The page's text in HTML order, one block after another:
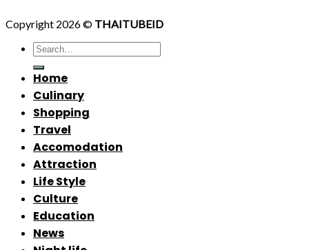
Copyright 2026 © THAITUBEID
Home
Culinary
Shopping
Travel
Accomodation
Attraction
Life Style
Culture
Education
News